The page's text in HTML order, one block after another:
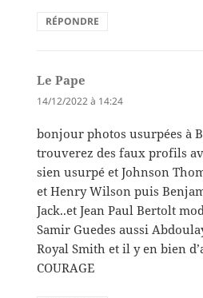
RÉPONDRE
Le Pape
14/12/2022 à 14:24
bonjour photos usurpées à
trouverez des faux profils
sien usurpé et Johnson
et Henry Wilson puis
Jack..et Jean Paul Bertolt
Samir Guedes aussi
Royal Smith et il y en bien
COURAGE